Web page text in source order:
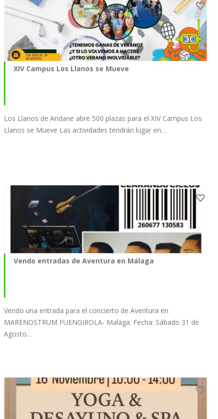
XIV Campus Los Llanos se Mueve
Los Llanos de Aridane abre 500 plazas para el XIV Campus Los
Llanos se Mueve Las actividades tendrán lugar en…
Vendo entradas de Aventura en Málaga
Vendo una entrada para el concierto de Aventura en
MARENOSTRUM FUENGIROLA- Malaga. Fecha: Sábado 31 de
Agosto…